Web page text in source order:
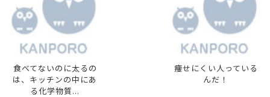
食べてないのに太るの
は、キッチンの中にあ
る化学物質...
痩せにくい人っている
んだ！